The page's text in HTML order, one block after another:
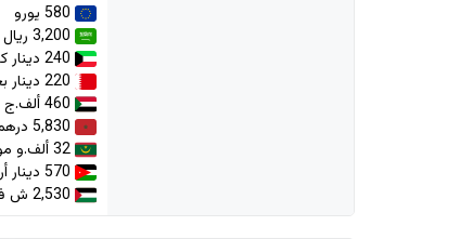
32 ألف.و موريتانية